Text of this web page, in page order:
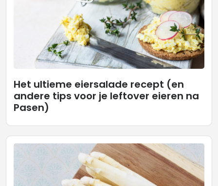
Het ultieme eiersalade recept (en
andere tips voor je leftover eieren na
Pasen)